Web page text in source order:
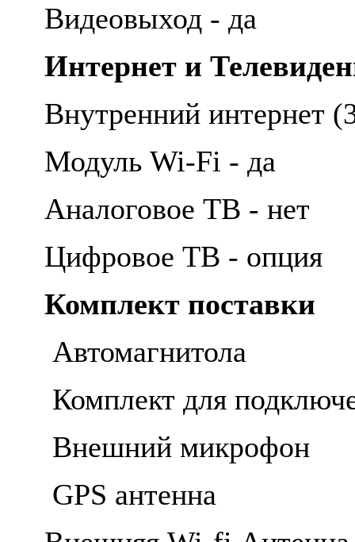
Видеовыход - да
Интернет и
Внутренний интернет
Модуль Wi-Fi - да
Аналоговое ТВ - нет
Цифровое ТВ - опция
Комплект поставки
Автомагнитола
Комплект для
Внешний микрофон
GPS антенна